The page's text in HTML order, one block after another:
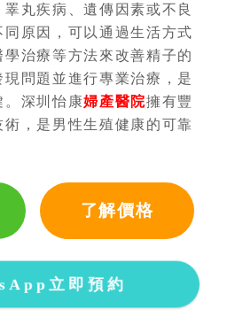
丸疾病、遺傳因素或不良
原因，可以通過生活方式
治療等方法來改善精子的
問題並進行專業治療，是
。深圳怡康婦產醫院擁有豐
，是男性生殖健康的可靠
了解價格
立即預約